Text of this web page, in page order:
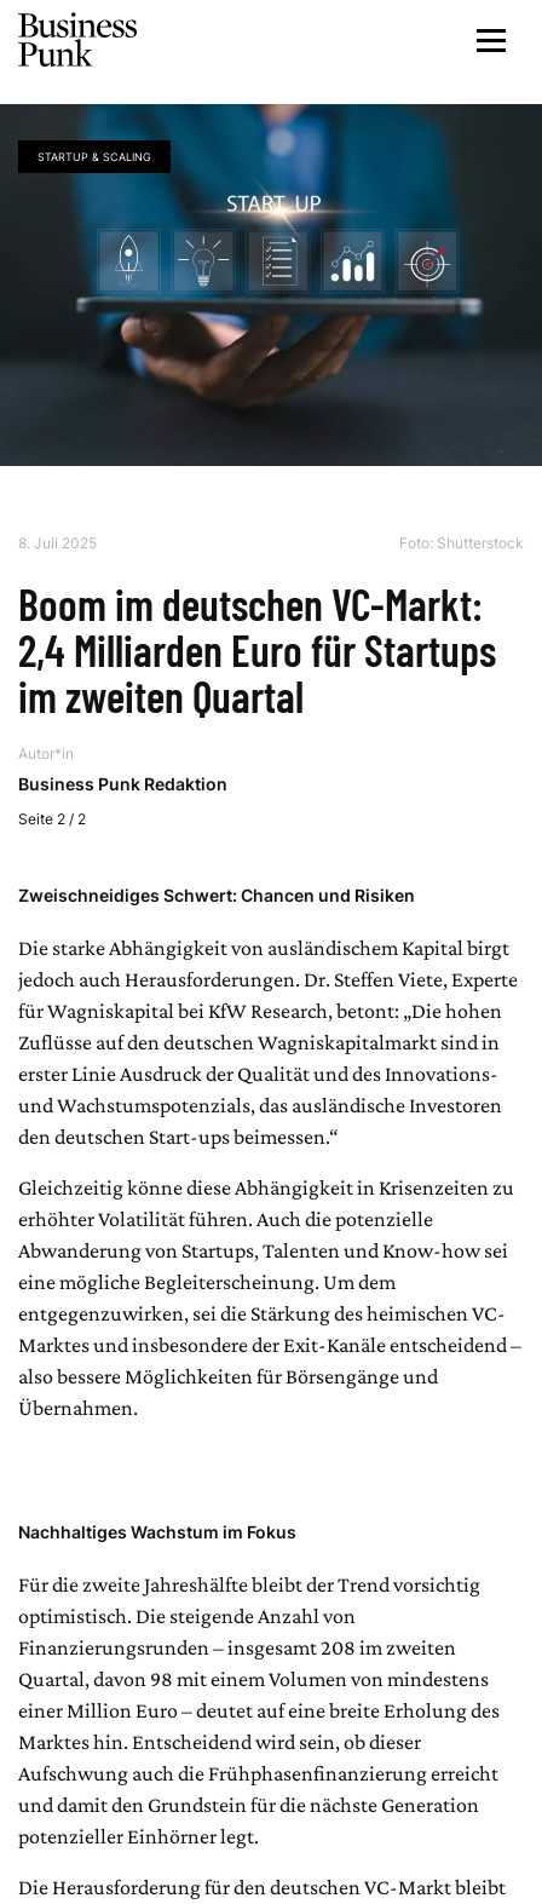
STARTUP & SCALING
8. Juli 2025 Foto: Shutterstock
Boom im deutschen VC-Markt:
2,4 Milliarden Euro für Startups
im zweiten Quartal
Autor*in
Business Punk Redaktion
Seite 2 / 2
Zweischneidiges Schwert: Chancen und Risiken
Die starke Abhängigkeit von ausländischem Kapital birgt
jedoch auch Herausforderungen. Dr. Steffen Viete, Experte
für Wagniskapital bei KfW Research, betont: „Die hohen
Zuflüsse auf den deutschen Wagniskapitalmarkt sind in
erster Linie Ausdruck der Qualität und des Innovations-
und Wachstumspotenzials, das ausländische Investoren
den deutschen Start-ups beimessen.“
Gleichzeitig könne diese Abhängigkeit in Krisenzeiten zu
erhöhter Volatilität führen. Auch die potenzielle
Abwanderung von Startups, Talenten und Know-how sei
eine mögliche Begleiterscheinung. Um dem
entgegenzuwirken, sei die Stärkung des heimischen VC-
Marktes und insbesondere der Exit-Kanäle entscheidend –
also bessere Möglichkeiten für Börsengänge und
Übernahmen.
Nachhaltiges Wachstum im Fokus
Für die zweite Jahreshälfte bleibt der Trend vorsichtig
optimistisch. Die steigende Anzahl von
Finanzierungsrunden – insgesamt 208 im zweiten
Quartal, davon 98 mit einem Volumen von mindestens
einer Million Euro – deutet auf eine breite Erholung des
Marktes hin. Entscheidend wird sein, ob dieser
Aufschwung auch die Frühphasenfinanzierung erreicht
und damit den Grundstein für die nächste Generation
potenzieller Einhörner legt.
Die Herausforderung für den deutschen VC-Markt bleibt